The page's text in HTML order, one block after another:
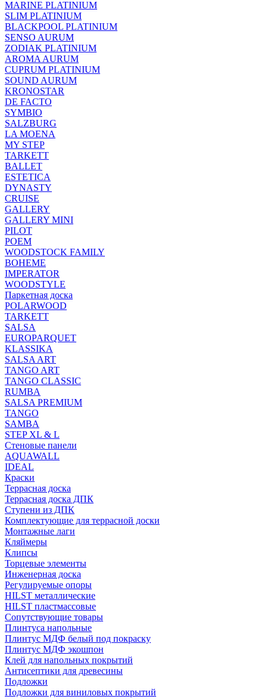
MARINE PLATINIUM
SLIM PLATINIUM
BLACKPOOL PLATINIUM
SENSO AURUM
ZODIAK PLATINIUM
AROMA AURUM
CUPRUM PLATINIUM
SOUND AURUM
KRONOSTAR
DE FACTO
SYMBIO
SALZBURG
LA MOENA
MY STEP
TARKETT
BALLET
ESTETICA
DYNASTY
CRUISE
GALLERY
GALLERY MINI
PILOT
POEM
WOODSTOCK FAMILY
BOHEME
IMPERATOR
WOODSTYLE
Паркетная доска
POLARWOOD
TARKETT
SALSA
EUROPARQUET
KLASSIKA
SALSA ART
TANGO ART
TANGO CLASSIC
RUMBA
SALSA PREMIUM
TANGO
SAMBA
STEP XL & L
Стеновые панели
AQUAWALL
IDEAL
Краски
Террасная доска
Террасная доска ДПК
Ступени из ДПК
Комплектующие для террасной доски
Монтажные лаги
Кляймеры
Клипсы
Торцевые элементы
Инженерная доска
Регулируемые опоры
HILST металлические
HILST пластмассовые
Сопутствующие товары
Плинтуса напольные
Плинтус МДФ белый под покраску
Плинтус МДФ экошпон
Клей для напольных покрытий
Антисептики для древесины
Подложки
Подложки для виниловых покрытий